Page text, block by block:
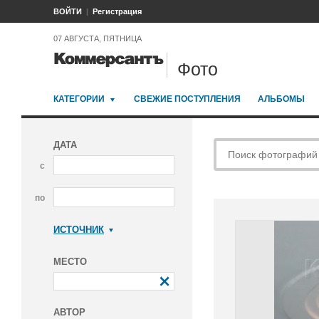
ВОЙТИ Регистрация
07 АВГУСТА, ПЯТНИЦА
Фото
КАТЕГОРИИ СВЕЖИЕ ПОСТУПЛЕНИЯ АЛЬБОМЫ
ДАТА
с
по
ИСТОЧНИК
МЕСТО
АВТОР